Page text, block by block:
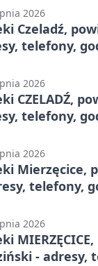
2026
Czeladź,
telefony,
2026
CZELADŹ,
telefony,
2026
Mierzęcice,
telefony,
2026
- adresy,